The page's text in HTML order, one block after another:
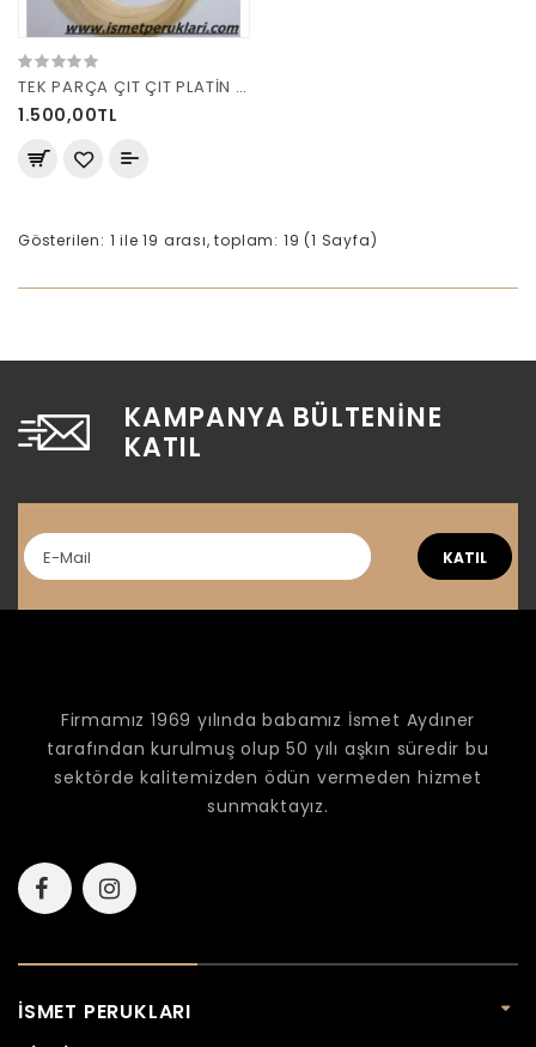
TEK PARÇA ÇIT ÇIT PLATİN SARI
1.500,00TL
Gösterilen: 1 ile 19 arası, toplam: 19 (1 Sayfa)
KAMPANYA BÜLTENINE
KATIL
KATIL
Firmamız 1969 yılında babamız İsmet Aydıner
tarafından kurulmuş olup 50 yılı aşkın süredir bu
sektörde kalitemizden ödün vermeden hizmet
sunmaktayız.
İSMET PERUKLARI